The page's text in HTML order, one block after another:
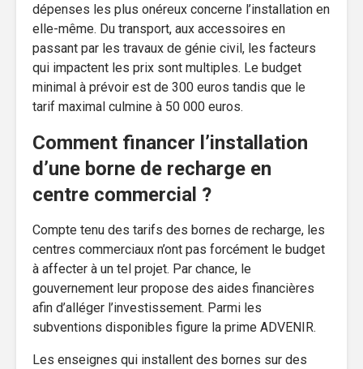
dépenses les plus onéreux concerne l’installation en
elle-même. Du transport, aux accessoires en
passant par les travaux de génie civil, les facteurs
qui impactent les prix sont multiples. Le budget
minimal à prévoir est de 300 euros tandis que le
tarif maximal culmine à 50 000 euros.
Comment financer l’installation
d’une borne de recharge en
centre commercial ?
Compte tenu des tarifs des bornes de recharge, les
centres commerciaux n’ont pas forcément le budget
à affecter à un tel projet. Par chance, le
gouvernement leur propose des aides financières
afin d’alléger l’investissement. Parmi les
subventions disponibles figure la prime ADVENIR.
Les enseignes qui installent des bornes sur des